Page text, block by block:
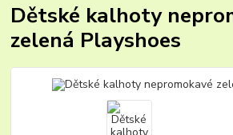
Dětské kalhoty
zelená Playshoes